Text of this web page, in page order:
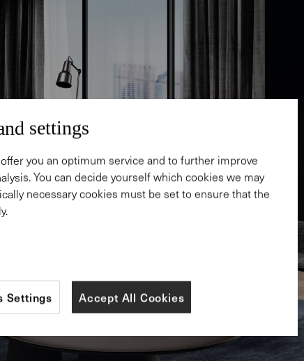
settings
you an optimum service and to further improve
You can decide yourself which cookies we may
necessary cookies must be set to ensure that the
Accept All Cookies
Settings